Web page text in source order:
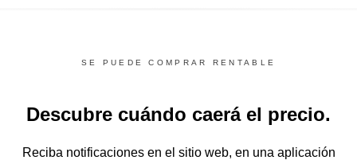
SE PUEDE COMPRAR RENTABLE
Descubre cuándo caerá el precio.
Reciba notificaciones en el sitio web, en una aplicación